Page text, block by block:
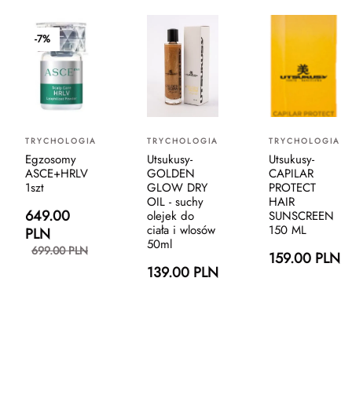
-7%
TRYCHOLOGIA
Egzosomy
ASCE+HRLV
1szt
649.00
PLN
699.00 PLN
TRYCHOLOGIA
Utsukusy-
GOLDEN
GLOW DRY
OIL - suchy
olejek do
ciała i wlosów
50ml
139.00 PLN
TRYCHOLOGIA
Utsukusy-
CAPILAR
PROTECT
HAIR
SUNSCREEN
150 ML
159.00 PLN